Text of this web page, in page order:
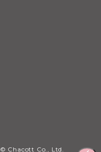
© Chacott Co., Ltd.